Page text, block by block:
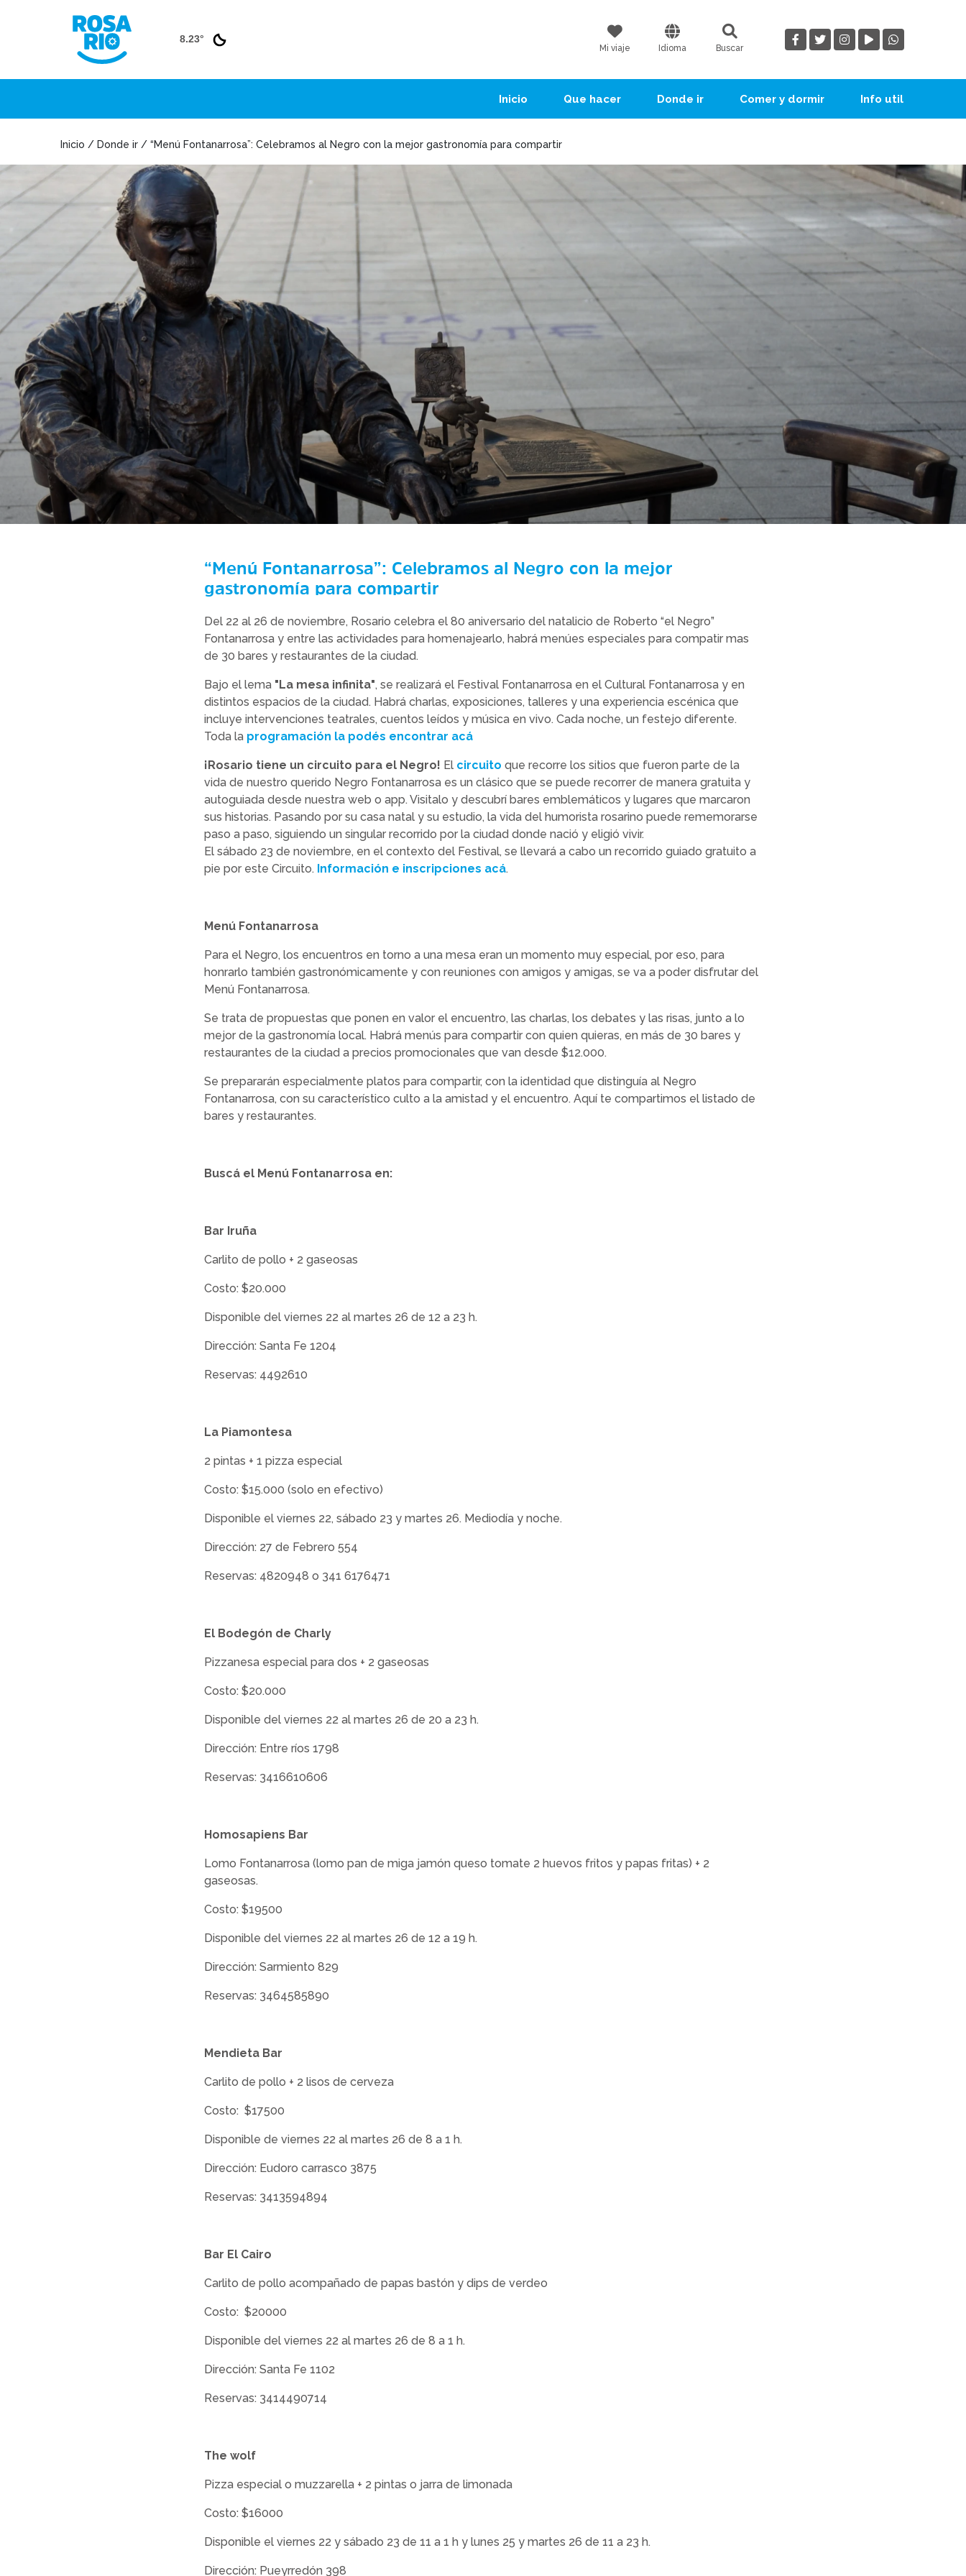
8.23°
Mi viaje Idioma Buscar
Inicio Que hacer Donde ir Comer y dormir Info util
Inicio / Donde ir / “Menú Fontanarrosa”: Celebramos al Negro con la mejor gastronomía para compartir
“Menú Fontanarrosa”: Celebramos al Negro con la mejor
gastronomía para compartir
Del 22 al 26 de noviembre, Rosario celebra el 80 aniversario del natalicio de Roberto “el Negro”
Fontanarrosa y entre las actividades para homenajearlo, habrá menúes especiales para compatir mas
de 30 bares y restaurantes de la ciudad.
Bajo el lema "La mesa infinita", se realizará el Festival Fontanarrosa en el Cultural Fontanarrosa y en
distintos espacios de la ciudad. Habrá charlas, exposiciones, talleres y una experiencia escénica que
incluye intervenciones teatrales, cuentos leídos y música en vivo. Cada noche, un festejo diferente.
Toda la programación la podés encontrar acá
¡Rosario tiene un circuito para el Negro! El circuito que recorre los sitios que fueron parte de la
vida de nuestro querido Negro Fontanarrosa es un clásico que se puede recorrer de manera gratuita y
autoguiada desde nuestra web o app. Visitalo y descubrí bares emblemáticos y lugares que marcaron
sus historias. Pasando por su casa natal y su estudio, la vida del humorista rosarino puede rememorarse
paso a paso, siguiendo un singular recorrido por la ciudad donde nació y eligió vivir.
El sábado 23 de noviembre, en el contexto del Festival, se llevará a cabo un recorrido guiado gratuito a
pie por este Circuito. Información e inscripciones acá.
Menú Fontanarrosa
Para el Negro, los encuentros en torno a una mesa eran un momento muy especial, por eso, para
honrarlo también gastronómicamente y con reuniones con amigos y amigas, se va a poder disfrutar del
Menú Fontanarrosa.
Se trata de propuestas que ponen en valor el encuentro, las charlas, los debates y las risas, junto a lo
mejor de la gastronomía local. Habrá menús para compartir con quien quieras, en más de 30 bares y
restaurantes de la ciudad a precios promocionales que van desde $12.000.
Se prepararán especialmente platos para compartir, con la identidad que distinguía al Negro
Fontanarrosa, con su característico culto a la amistad y el encuentro. Aquí te compartimos el listado de
bares y restaurantes.
Buscá el Menú Fontanarrosa en:
Bar Iruña
Carlito de pollo + 2 gaseosas
Costo: $20.000
Disponible del viernes 22 al martes 26 de 12 a 23 h.
Dirección: Santa Fe 1204
Reservas: 4492610
La Piamontesa
2 pintas + 1 pizza especial
Costo: $15.000 (solo en efectivo)
Disponible el viernes 22, sábado 23 y martes 26. Mediodía y noche.
Dirección: 27 de Febrero 554
Reservas: 4820948 o 341 6176471
El Bodegón de Charly
Pizzanesa especial para dos + 2 gaseosas
Costo: $20.000
Disponible del viernes 22 al martes 26 de 20 a 23 h.
Dirección: Entre ríos 1798
Reservas: 3416610606
Homosapiens Bar
Lomo Fontanarrosa (lomo pan de miga jamón queso tomate 2 huevos fritos y papas fritas) + 2
gaseosas.
Costo: $19500
Disponible del viernes 22 al martes 26 de 12 a 19 h.
Dirección: Sarmiento 829
Reservas: 3464585890
Mendieta Bar
Carlito de pollo + 2 lisos de cerveza
Costo: $17500
Disponible de viernes 22 al martes 26 de 8 a 1 h.
Dirección: Eudoro carrasco 3875
Reservas: 3413594894
Bar El Cairo
Carlito de pollo acompañado de papas bastón y dips de verdeo
Costo: $20000
Disponible del viernes 22 al martes 26 de 8 a 1 h.
Dirección: Santa Fe 1102
Reservas: 3414490714
The wolf
Pizza especial o muzzarella + 2 pintas o jarra de limonada
Costo: $16000
Disponible el viernes 22 y sábado 23 de 11 a 1 h y lunes 25 y martes 26 de 11 a 23 h.
Dirección: Pueyrredón 398